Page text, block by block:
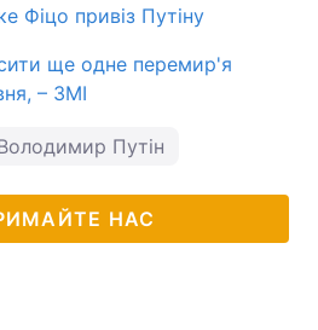
Фіцо привіз Путіну
ще одне перемир'я
– ЗМІ
Путін
НАС